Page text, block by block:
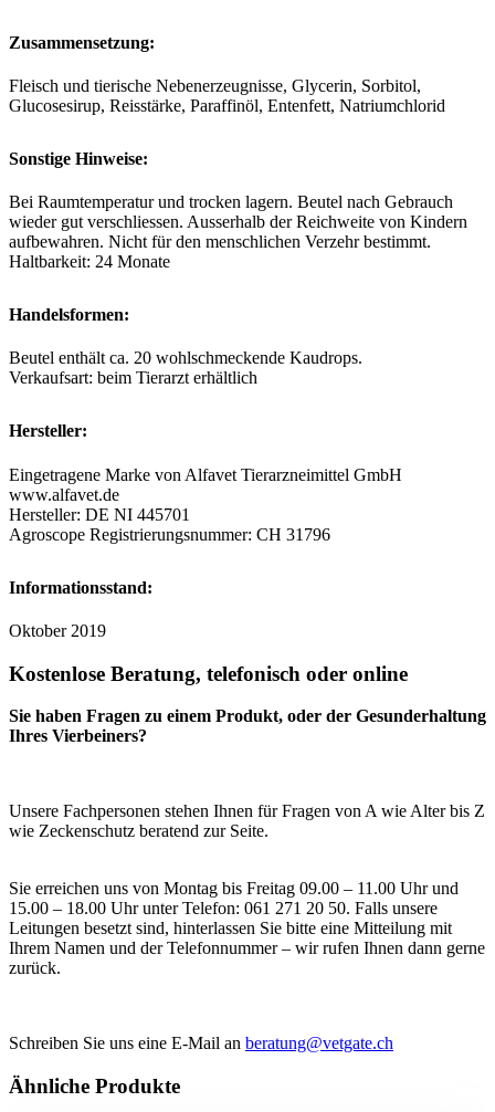
Zusammensetzung:
Fleisch und tierische Nebenerzeugnisse, Glycerin, Sorbitol,
Glucosesirup, Reisstärke, Paraffinöl, Entenfett, Natriumchlorid
Sonstige Hinweise:
Bei Raumtemperatur und trocken lagern. Beutel nach Gebrauch
wieder gut verschliessen. Ausserhalb der Reichweite von Kindern
aufbewahren. Nicht für den menschlichen Verzehr bestimmt.
Haltbarkeit: 24 Monate
Handelsformen:
Beutel enthält ca. 20 wohlschmeckende Kaudrops.
Verkaufsart: beim Tierarzt erhältlich
Hersteller:
Eingetragene Marke von Alfavet Tierarzneimittel GmbH
www.alfavet.de
Hersteller: DE NI 445701
Agroscope Registrierungsnummer: CH 31796
Informationsstand:
Oktober 2019
Kostenlose Beratung, telefonisch oder online
Sie haben Fragen zu einem Produkt, oder der Gesunderhaltung
Ihres Vierbeiners?
Unsere Fachpersonen stehen Ihnen für Fragen von A wie Alter bis Z
wie Zeckenschutz beratend zur Seite.
Sie erreichen uns von Montag bis Freitag 09.00 – 11.00 Uhr und
15.00 – 18.00 Uhr unter Telefon: 061 271 20 50. Falls unsere
Leitungen besetzt sind, hinterlassen Sie bitte eine Mitteilung mit
Ihrem Namen und der Telefonnummer – wir rufen Ihnen dann gerne
zurück.
Schreiben Sie uns eine E-Mail an beratung@vetgate.ch
Ähnliche Produkte